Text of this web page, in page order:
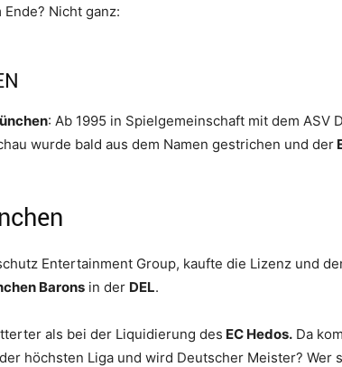
Ende? Nicht ganz:
: Ab 1995 in Spielgemeinschaft mit dem
wurde bald aus dem Namen gestrichen und der
Entertainment Group, kaufte die Lizenz und
Barons in der DEL.
als bei der Liquidierung des EC Hedos. Da
höchsten Liga und wird Deutscher Meister?